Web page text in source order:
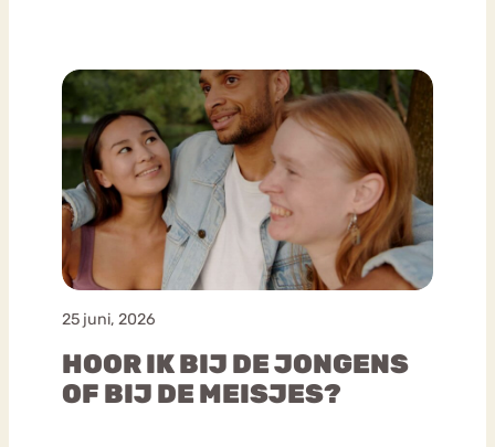
25 juni, 2026
HOOR IK BIJ DE JONGENS
OF BIJ DE MEISJES?